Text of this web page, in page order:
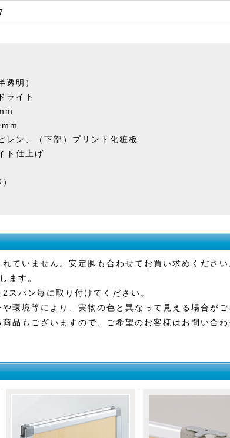
透明）
ライト
ン、（下部）プリント化粧板
ト仕上げ
ていません。安定脚も合わせてお買い求めください
ます。
スパン毎に取り付けてください。
環境等により、実物の色と異なって見える場合がご
品もございますので、ご希望のお客様は お問い合わ